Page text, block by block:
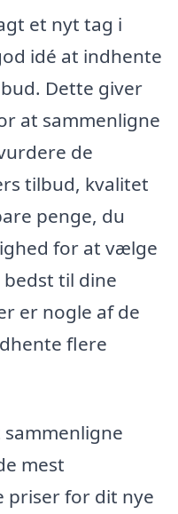
et nyt tag i
idé at indhente
Dette giver
at sammenligne
de
tilbud, kvalitet
penge, du
for at vælge
til dine
er nogle af de
flere
sammenligne
mest
priser for dit nye